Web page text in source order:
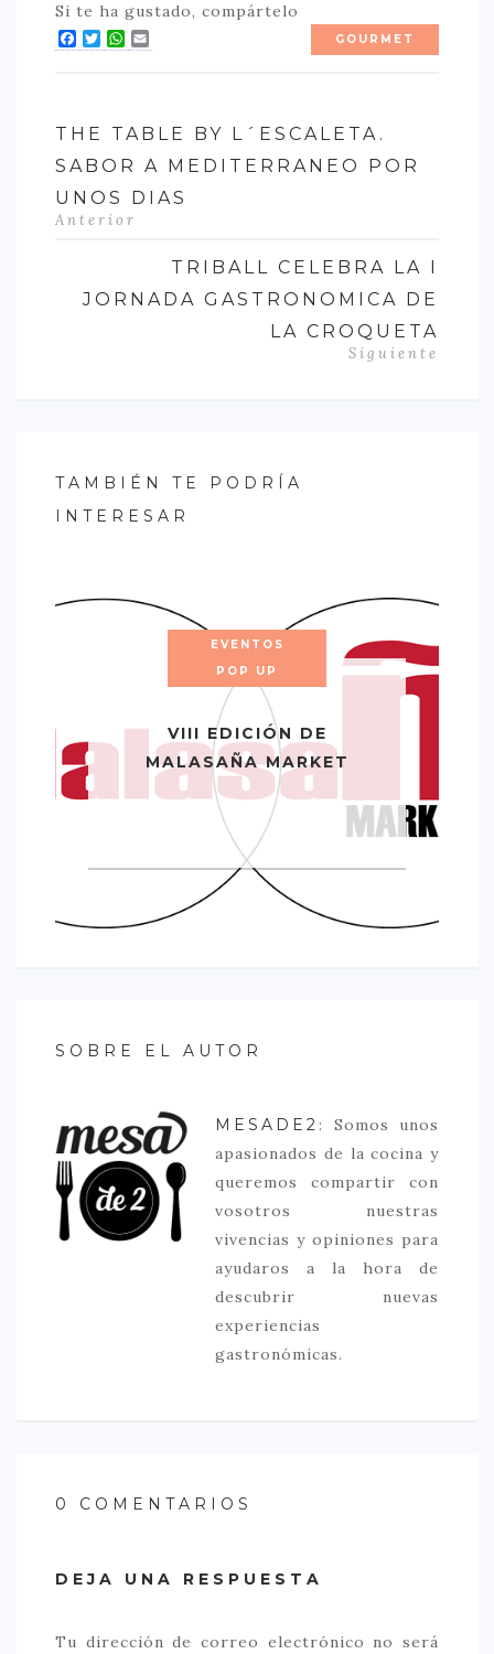
Si te ha gustado, compártelo
Facebook
TwitterWhatsApp GOURMET
THE TABLE BY L´ESCALETA.
SABOR A MEDITERRANEO POR
UNOS DIAS
Anterior
TRIBALL CELEBRA LA I
JORNADA GASTRONOMICA DE
LA CROQUETA
Siguiente
TAMBIÉN TE PODRÍA
INTERESAR
EVENTOS
POP UP
VIII EDICIÓN DE
MALASAÑA MARKET
SOBRE EL AUTOR
MESADE2: Somos unos
apasionados de la cocina y
queremos compartir con
vosotros nuestras
vivencias y opiniones para
ayudaros a la hora de
descubrir nuevas
experiencias
gastronómicas.
0 COMENTARIOS
DEJA UNA RESPUESTA
Tu dirección de correo electrónico no será